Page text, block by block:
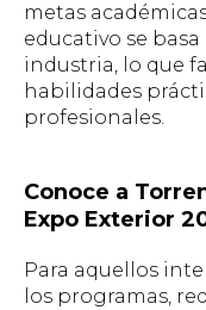
metas
educativo se
industria, lo que
habilidades
profesionales.
Conoce a
Expo Exterior
Para aquellos
los programas,